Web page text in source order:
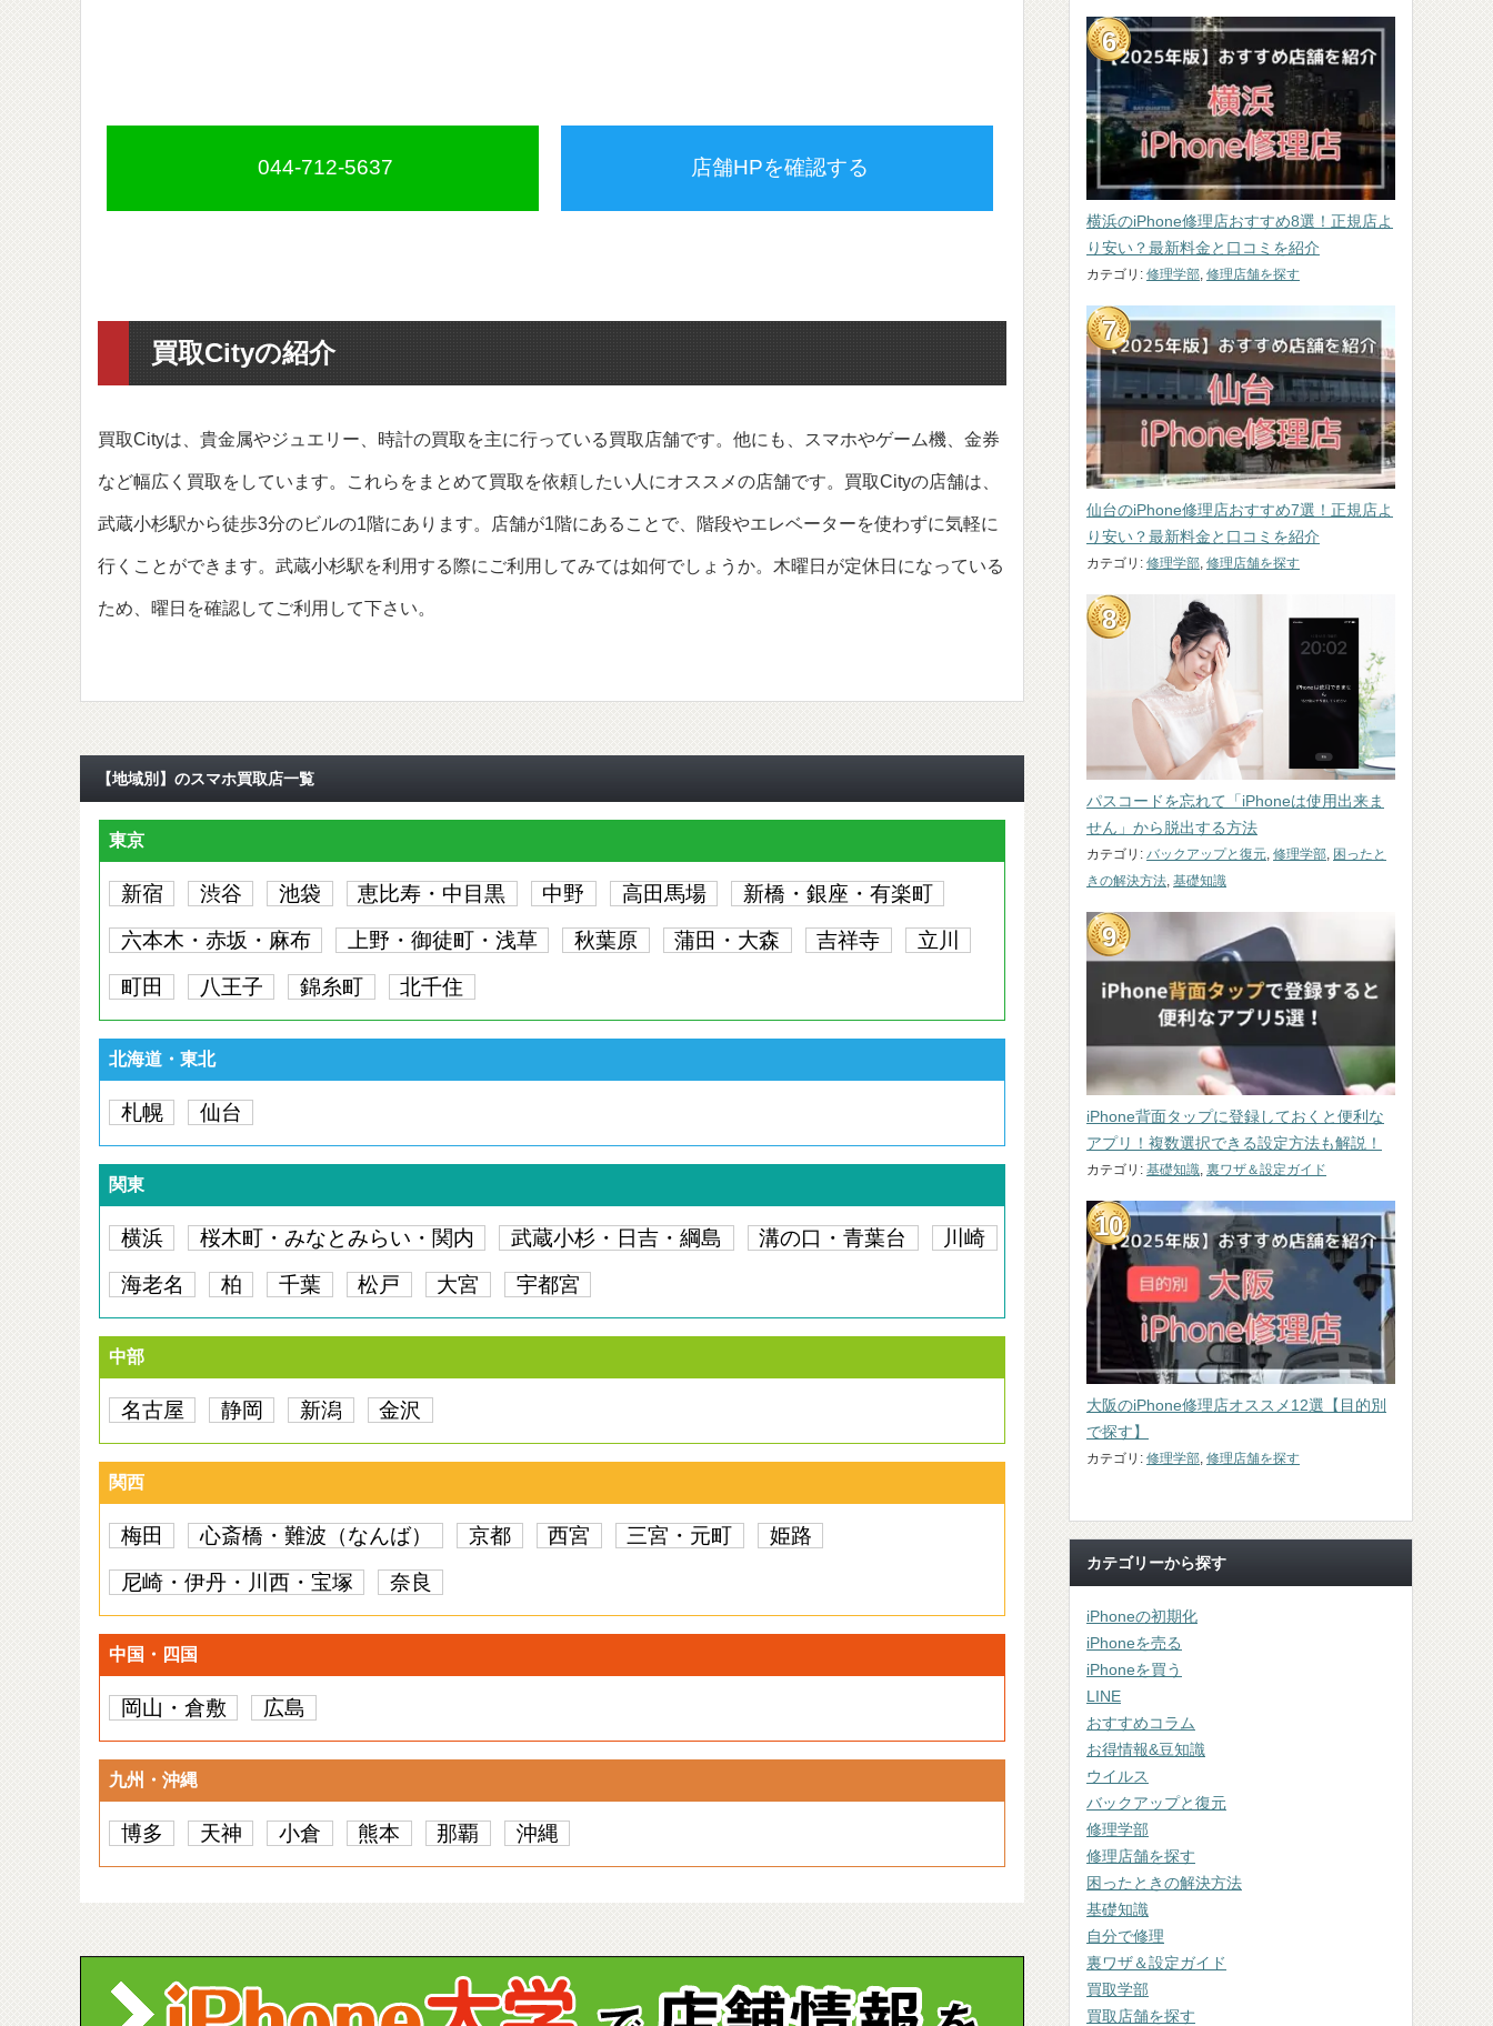
044-712-5637 店舗HPを確認する
買取Cityの紹介
買取Cityは、貴金属やジュエリー、時計の買取を主に行っている買取店舗です。他にも、スマホやゲーム機、金券
など幅広く買取をしています。これらをまとめて買取を依頼したい人にオススメの店舗です。買取Cityの店舗は、
武蔵小杉駅から徒歩3分のビルの1階にあります。店舗が1階にあることで、階段やエレベーターを使わずに気軽に
行くことができます。武蔵小杉駅を利用する際にご利用してみては如何でしょうか。木曜日が定休日になっている
ため、曜日を確認してご利用して下さい。
【地域別】のスマホ買取店一覧
東京
新宿 渋谷 池袋 恵比寿・中目黒 中野 高田馬場
新橋・銀座・有楽町
六本木・赤坂・麻布
上野・御徒町・浅草 秋葉原 蒲田・大森 吉祥寺
立川
町田
八王子 錦糸町 北千住
北海道・東北
札幌 仙台
関東
横浜 桜木町・みなとみらい・関内 武蔵小杉・日吉・綱島 溝の口・青葉台
川崎
海老名
柏 千葉 松戸 大宮 宇都宮
中部
名古屋 静岡 新潟 金沢
関西
梅田 心斎橋・難波（なんば） 京都 西宮 三宮・元町
姫路
尼崎・伊丹・川西・宝塚
奈良
中国・四国
岡山・倉敷 広島
九州・沖縄
博多 天神 小倉 熊本 那覇 沖縄
横浜のiPhone修理店おすすめ8選！正規店よ
り安い？最新料金と口コミを紹介
カテゴリ: 修理学部 修理店舗を探す
仙台のiPhone修理店おすすめ7選！正規店よ
り安い？最新料金と口コミを紹介
カテゴリ: 修理学部 修理店舗を探す
パスコードを忘れて「iPhoneは使用出来ま
せん」から脱出する方法
カテゴリ: バックアップと復元 修理学部
困ったと
きの解決方法 基礎知識
iPhone背面タップに登録しておくと便利な
アプリ！複数選択できる設定方法も解説！
カテゴリ: 基礎知識 裏ワザ＆設定ガイド
大阪のiPhone修理店オススメ12選【目的別
で探す】
カテゴリ: 修理学部 修理店舗を探す
カテゴリーから探す
iPhoneの初期化
iPhoneを売る
iPhoneを買う
LINE
おすすめコラム
お得情報&豆知識
ウイルス
バックアップと復元
修理学部
修理店舗を探す
困ったときの解決方法
基礎知識
自分で修理
裏ワザ＆設定ガイド
買取学部
買取店舗を探す